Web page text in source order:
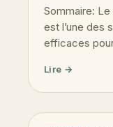
Sommaire:
est l’une des
efficaces
Lire →